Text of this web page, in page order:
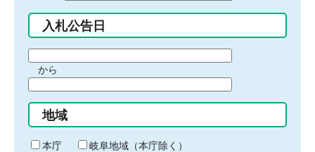
入札公告日
間
始
り
から
間
終
わ
地域
本庁
岐阜地域（本庁除く）